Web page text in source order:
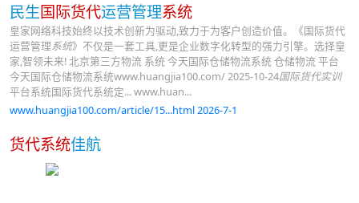
民生国际货代运营管理系统
皇家网络科技始终以技术创新为驱动,致力于为客户创造价值。《国际货代
运营管理系统》不仅是一套工具,更是企业数字化转型的强力引擎。选择皇
家,智领未来! 北京第三方物流 系统 今天国际仓储物流系统 仓储物流 平台
今天国际仓储物流系统www.huangjia100.com/ 2025-10-24国际货代实训
平台系统国际货代系统定... www.huan...
www.huangjia100.com/article/15...html 2026-7-1
货代系统佳航